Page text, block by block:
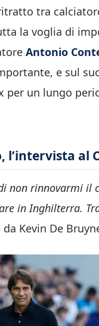
tra
la voglia di
Antonio
e sul
per un lungo
l’intervista al
non rinnovarmi
in Inghilterra.
Kevin De